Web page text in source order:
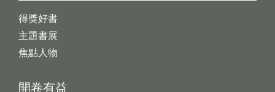
開卷有益
得獎好書
主題書展
焦點人物